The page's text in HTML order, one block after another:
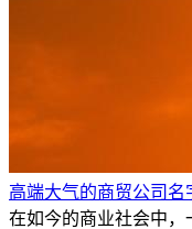
高端大气的商贸公司名
在如今的商业社会中